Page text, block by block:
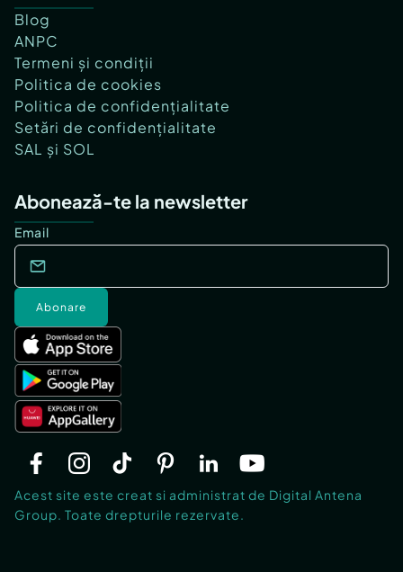
Blog
ANPC
Termeni și condiții
Politica de cookies
Politica de confidențialitate
Setări de confidențialitate
SAL și SOL
Abonează-te la newsletter
Email
Abonare
Acest site este creat si administrat de Digital Antena
Group. Toate drepturile rezervate.